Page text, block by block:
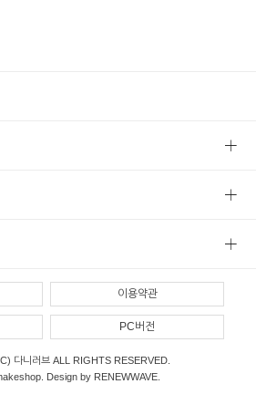
이용약관
PC버전
다니러브 ALL RIGHTS RESERVED.
Design by RENEWWAVE.